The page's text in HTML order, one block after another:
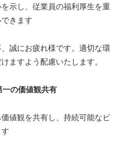
を示し、従業員の福利厚生を重
きます
誠にお疲れ様です。適切な環
ますよう配慮いたします。
一の価値観共有
価値観を共有し、持続可能なビ